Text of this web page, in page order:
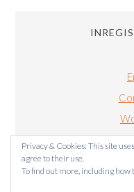
Privacy & Cookies: This site
agree to their use.
To find out more, including how